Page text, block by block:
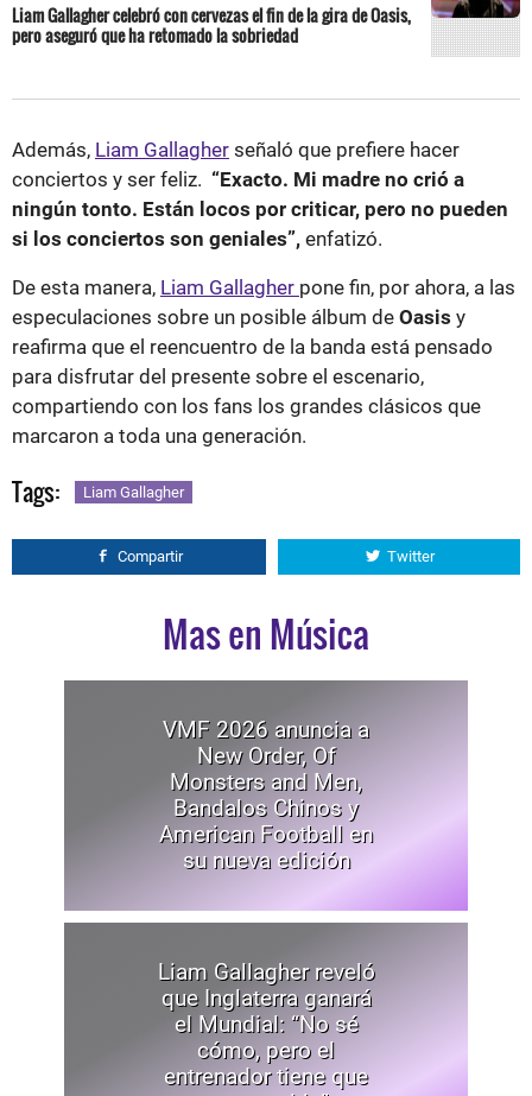
Liam Gallagher celebró con cervezas el fin de la gira de Oasis,
pero aseguró que ha retomado la sobriedad
Además, Liam Gallagher señaló que prefiere hacer
conciertos y ser feliz. “Exacto. Mi madre no crió a
ningún tonto. Están locos por criticar, pero no pueden
si los conciertos son geniales”, enfatizó.
De esta manera, Liam Gallagher pone fin, por ahora, a las
especulaciones sobre un posible álbum de Oasis y
reafirma que el reencuentro de la banda está pensado
para disfrutar del presente sobre el escenario,
compartiendo con los fans los grandes clásicos que
marcaron a toda una generación.
Tags: Liam Gallagher
Compartir Twitter
Mas en Música
VMF 2026 anuncia a
New Order, Of
Monsters and Men,
Bandalos Chinos y
American Football en
su nueva edición
Liam Gallagher reveló
que Inglaterra ganará
el Mundial: “No sé
cómo, pero el
entrenador tiene que